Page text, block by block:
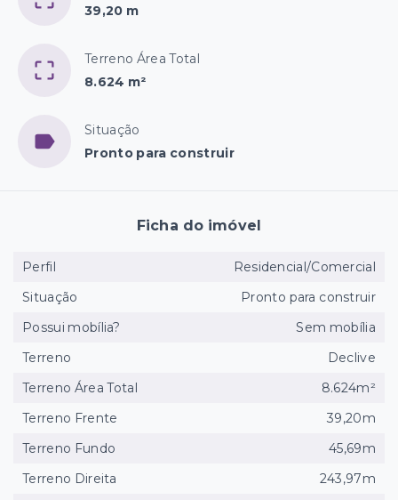
39,20 m
Terreno Área Total
8.624 m²
Situação
Pronto para construir
Ficha do imóvel
Perfil
Residencial/Comercial
Situação
Pronto para construir
Possui mobília?
Sem mobília
Terreno
Declive
Terreno Área Total
8.624m²
Terreno Frente
39,20m
Terreno Fundo
45,69m
Terreno Direita
243,97m